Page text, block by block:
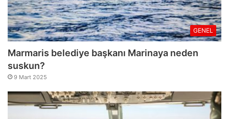
GENEL
Marmaris belediye başkanı Marinaya neden
suskun?
9 Mart 2025